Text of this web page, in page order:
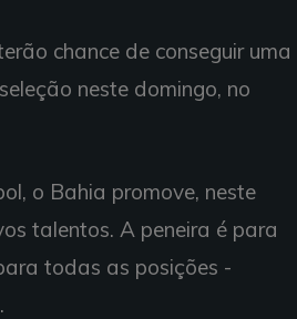
chance de conseguir uma
neste domingo, no
o Bahia promove, neste
talentos. A peneira é para
todas as posições -